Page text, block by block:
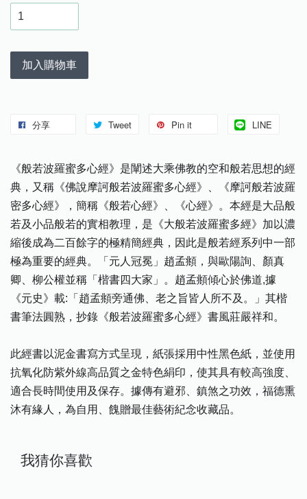
加入購物車
分享 Tweet Pin it LINE
《般若波羅蜜多心經》是闡述大乘佛教的空和般若思想的經
典，又稱《佛說摩訶般若波羅蜜多心經》、《摩訶般若波羅
密多心經》，簡稱《般若心經》、《心經》。本經是大品般
若及小品般若的實相教理，是《大般若波羅蜜多經》加以濃
縮後成為二百餘字的極精簡經典，因此是般若經系列中一部
極為重要的經典。「元人冠冕」趙孟頫，與歐陽詢、顏真
卿、柳公權並稱「楷書四大家」。趙孟頫傾心於佛道,據
《元史》載:「趙孟頫旁通佛、老之旨皆人所不及。」其楷
書筆法圓熟，抄錄《般若波羅蜜多心經》書風莊嚴祥和。
​此經書以泥金書寫方式呈現，紙張採用中性黑色紙，並使用
抗氧化防紫外線高品質之金特色絹印，使其具有較高強度、
適合長時間使用及保存。據傳有避邪、鎮煞之功效，福德熏
沐有緣人，為自用、餽贈最佳藝術紀念收藏品。
我猜你喜歡